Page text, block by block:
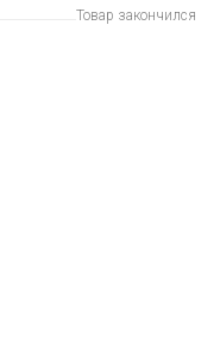
Товар закончился